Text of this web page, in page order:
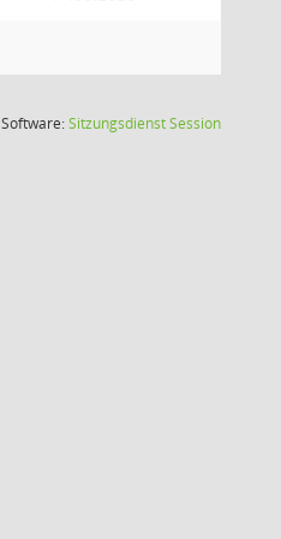
Software:SitzungsdienstSession(Wird in